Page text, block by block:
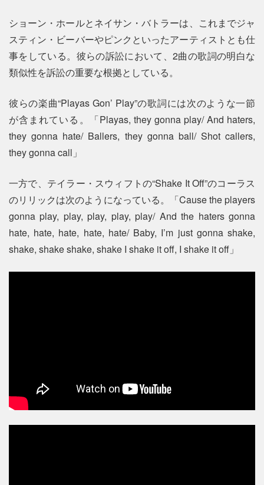
ショーン・ホールとネイサン・バトラーは、これまでジャ
スティン・ビーバーやピンクといったアーティストとも仕
事をしている。彼らの訴訟において、2曲の歌詞の明白な
類似性を訴訟の重要な根拠としている。
彼らの楽曲“Playas Gon’ Play”の歌詞には次のような一節
が含まれている。「Playas, they gonna play/ And haters,
they gonna hate/ Ballers, they gonna ball/ Shot callers,
they gonna call」
一方で、テイラー・スウィフトの“Shake It Off”のコーラス
のリリックは次のようになっている。「Cause the players
gonna play, play, play, play, play/ And the haters gonna
hate, hate, hate, hate, hate/ Baby, I’m just gonna shake,
shake, shake shake, shake I shake it off, I shake it off」